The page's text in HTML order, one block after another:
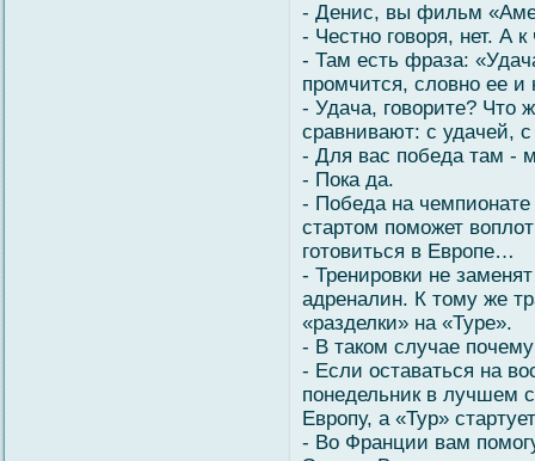
- Денис, вы фильм
- Честно говоря, нет. А
- Там есть фраза:
промчится, словно ее
- Удача, говорите? Что
сравнивают: с удачей,
- Для вас победа там -
- Пока да.
- Победа на
стартом поможет
готовиться в Европе…
- Тренировки не
адреналин. К тому же
«разделки» на «Туре».
- В таком случае
- Если оставаться на
понедельник в лучшем
Европу, а «Тур»
- Во Франции вам